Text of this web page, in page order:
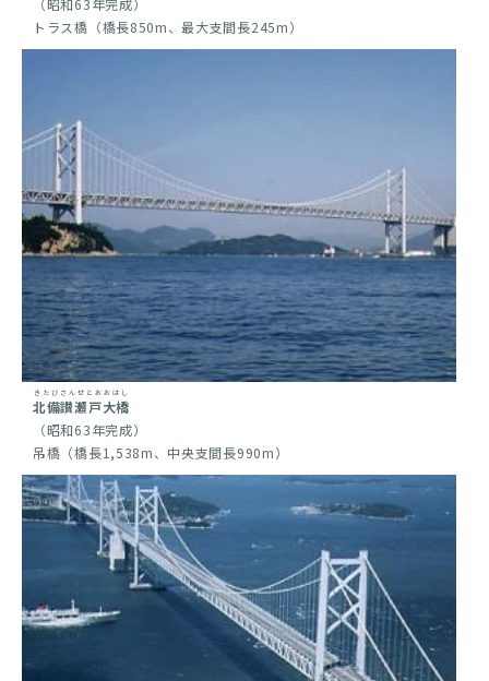
（昭和63年完成）
トラス橋（橋長850m、最大支間長245m）
北備讃瀬戸大橋
きたびさんせとおおはし
（昭和63年完成）
吊橋（橋長1,538m、中央支間長990m）